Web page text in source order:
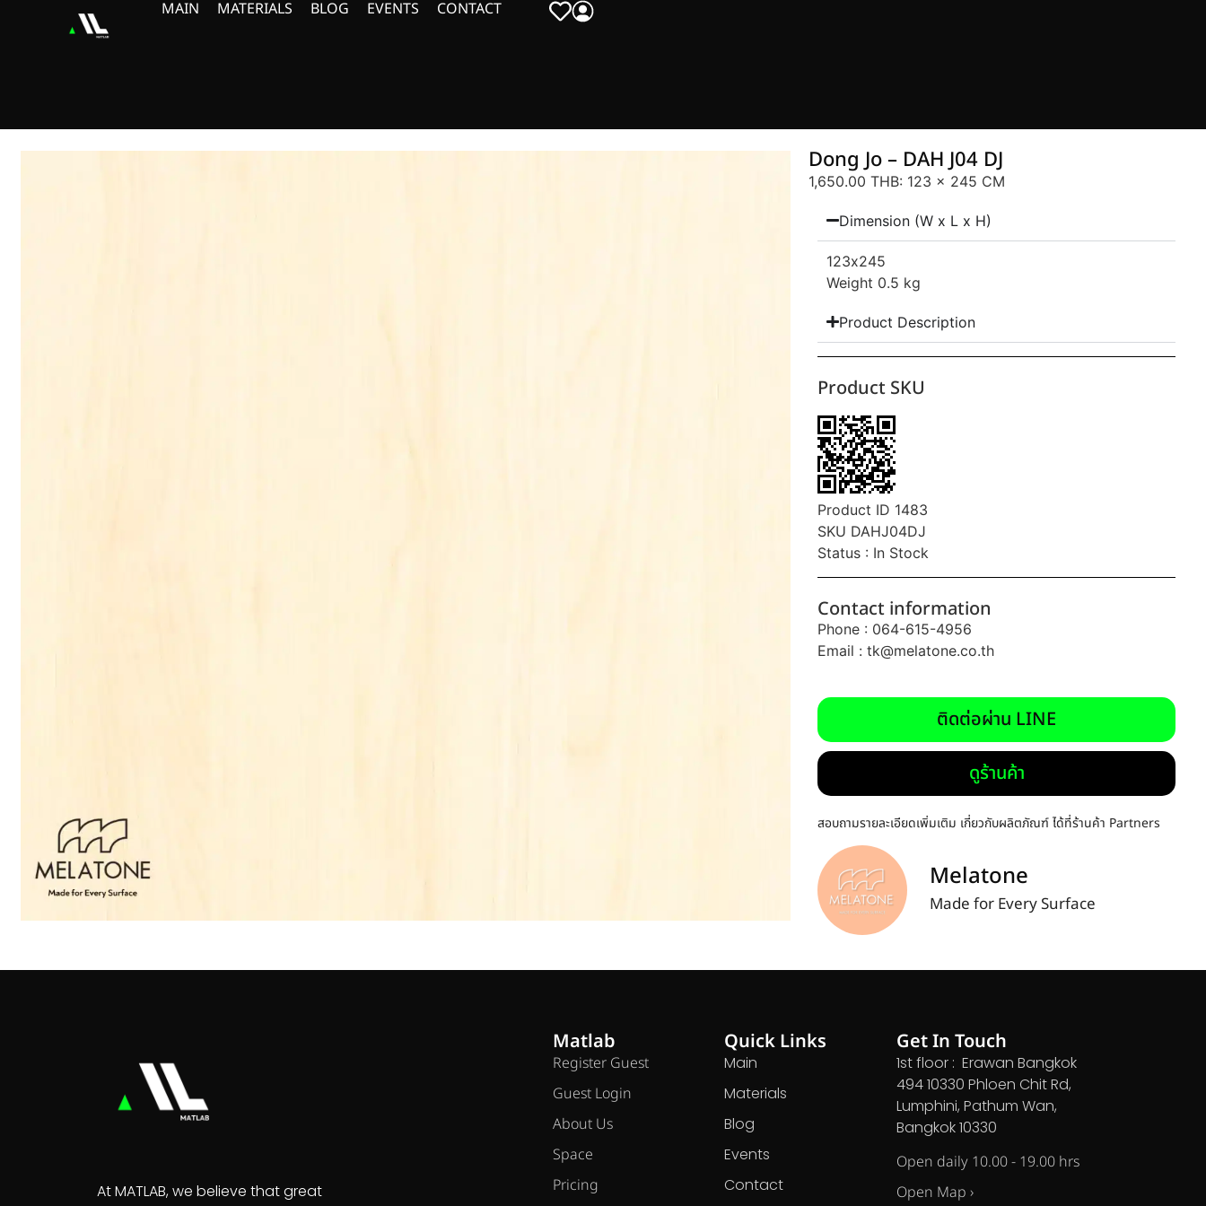
MAIN MATERIALS BLOG EVENTS CONTACT
Dong Jo – DAH J04 DJ
1,650.00 THB: 123 x 245 CM
Dimension (W x L x H)
123x245
Weight 0.5 kg
Product Description
Product SKU
Product ID 1483
SKU DAHJ04DJ
Status : In Stock
Contact information
Phone : 064-615-4956
Email :tk@melatone.co.th
ติดต่อผ่าน LINE
ดูร้านค้า
สอบถามรายละเอียดเพิ่มเติม เกี่ยวกับผลิตภัณฑ์ ได้ที่ร้านค้า Partners
Melatone
Made for Every Surface
At MATLAB, we believe that great
Matlab
Register Guest
Guest Login
About Us
Space
Pricing
Quick Links
Main
Materials
Blog
Events
Contact
Get In Touch
1st floor : Erawan Bangkok
494 10330 Phloen Chit Rd,
Lumphini, Pathum Wan,
Bangkok 10330
Open daily 10.00 - 19.00 hrs
Open Map ›